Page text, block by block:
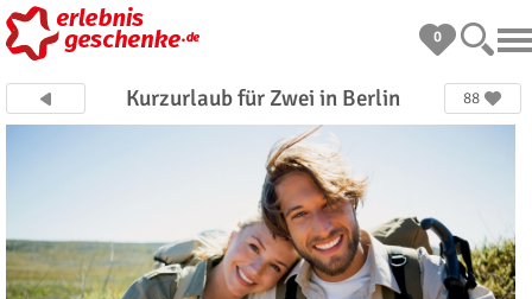
0
Kurzurlaub für Zwei in Berlin 88